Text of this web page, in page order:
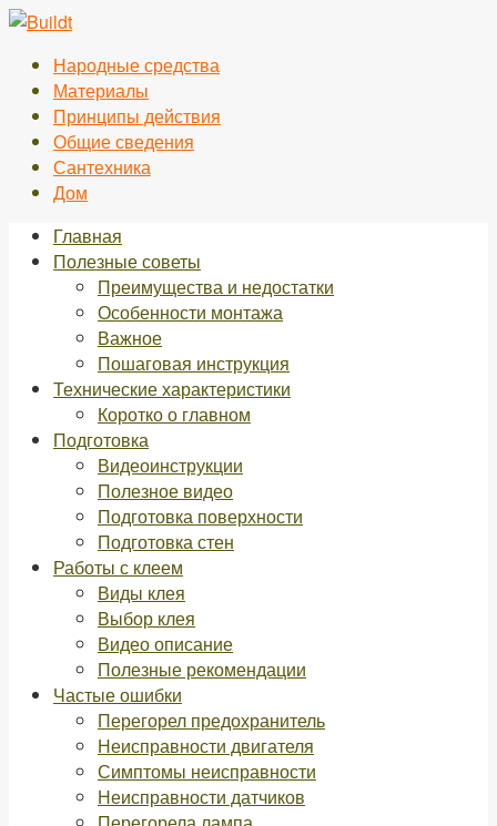
Перейти
контентуНародные средства
Материалы
Принципы действия
Общие сведения
Сантехника
Дом
Главная
Полезные советы
Преимущества и недостатки
Особенности монтажа
Важное
Пошаговая инструкция
Технические характеристики
Коротко о главном
Подготовка
Видеоинструкции
Полезное видео
Подготовка поверхности
Подготовка стен
Работы с клеем
Виды клея
Выбор клея
Видео описание
Полезные рекомендации
Частые ошибки
Перегорел предохранитель
Неисправности двигателя
Симптомы неисправности
Неисправности датчиков